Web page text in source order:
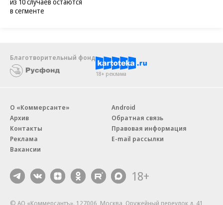
в сегменте
Благотворительный фонд
18+ реклама
О «Коммерсанте»
Архив
Контакты
Реклама
Вакансии
Android
Обратная связь
Правовая информация
E-mail рассылки
18+
© АО «Коммерсантъ». 127006, Москва, Оружейный переулок д. 41,